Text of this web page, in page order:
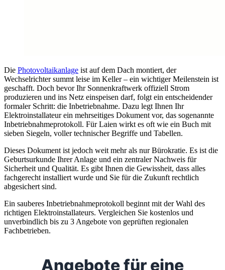
Die Photovoltaikanlage ist auf dem Dach montiert, der
Wechselrichter summt leise im Keller – ein wichtiger Meilenstein ist
geschafft. Doch bevor Ihr Sonnenkraftwerk offiziell Strom
produzieren und ins Netz einspeisen darf, folgt ein entscheidender
formaler Schritt: die Inbetriebnahme. Dazu legt Ihnen Ihr
Elektroinstallateur ein mehrseitiges Dokument vor, das sogenannte
Inbetriebnahmeprotokoll. Für Laien wirkt es oft wie ein Buch mit
sieben Siegeln, voller technischer Begriffe und Tabellen.
Dieses Dokument ist jedoch weit mehr als nur Bürokratie. Es ist die
Geburtsurkunde Ihrer Anlage und ein zentraler Nachweis für
Sicherheit und Qualität. Es gibt Ihnen die Gewissheit, dass alles
fachgerecht installiert wurde und Sie für die Zukunft rechtlich
abgesichert sind.
Ein sauberes Inbetriebnahmeprotokoll beginnt mit der Wahl des
richtigen Elektroinstallateurs. Vergleichen Sie kostenlos und
unverbindlich bis zu 3 Angebote von geprüften regionalen
Fachbetrieben.
Angebote für eine